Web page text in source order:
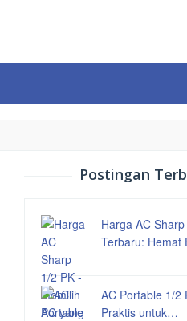
Postingan
Harga AC
Terbaru:
AC Portable 1/2
Praktis untuk…